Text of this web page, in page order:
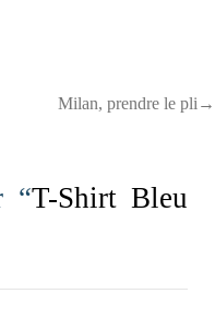
Milan, prendre le pli→
“T-Shirt Bleu